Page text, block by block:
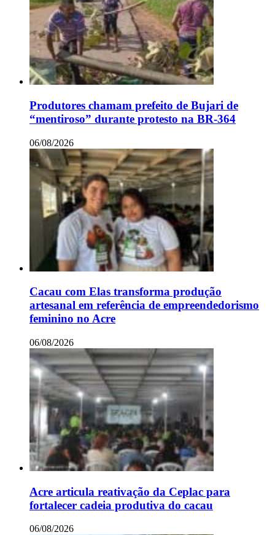
Produtores chamam prefeito de Bujari de
“mentiroso” durante protesto na BR-364
06/08/2026
Cacau com Elas transforma produção
artesanal em referência de empreendedorismo
feminino no Acre
06/08/2026
Acre articula reativação da Ceplac para
fortalecer cadeia produtiva do cacau
06/08/2026